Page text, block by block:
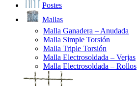
Postes
Mallas
Malla Ganadera – Anudada
Malla Simple Torsión
Malla Triple Torsión
Malla Electrosoldada – Verjas
Malla Electrosoldada – Rollos